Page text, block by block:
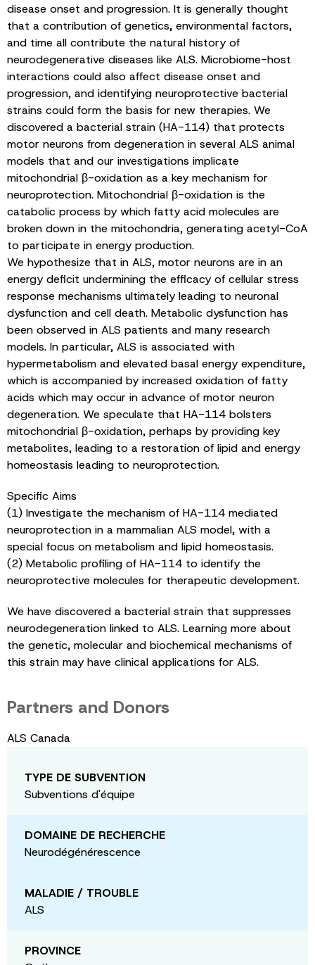
disease onset and progression. It is generally thought
that a contribution of genetics, environmental factors,
and time all contribute the natural history of
neurodegenerative diseases like ALS. Microbiome-host
interactions could also affect disease onset and
progression, and identifying neuroprotective bacterial
strains could form the basis for new therapies. We
discovered a bacterial strain (HA-114) that protects
motor neurons from degeneration in several ALS animal
models that and our investigations implicate
mitochondrial β-oxidation as a key mechanism for
neuroprotection. Mitochondrial β-oxidation is the
catabolic process by which fatty acid molecules are
broken down in the mitochondria, generating acetyl-CoA
to participate in energy production.
We hypothesize that in ALS, motor neurons are in an
energy deficit undermining the efficacy of cellular stress
response mechanisms ultimately leading to neuronal
dysfunction and cell death. Metabolic dysfunction has
been observed in ALS patients and many research
models. In particular, ALS is associated with
hypermetabolism and elevated basal energy expenditure,
which is accompanied by increased oxidation of fatty
acids which may occur in advance of motor neuron
degeneration. We speculate that HA-114 bolsters
mitochondrial β-oxidation, perhaps by providing key
metabolites, leading to a restoration of lipid and energy
homeostasis leading to neuroprotection.
Specific Aims
(1) Investigate the mechanism of HA-114 mediated
neuroprotection in a mammalian ALS model, with a
special focus on metabolism and lipid homeostasis.
(2) Metabolic profiling of HA-114 to identify the
neuroprotective molecules for therapeutic development.
We have discovered a bacterial strain that suppresses
neurodegeneration linked to ALS. Learning more about
the genetic, molecular and biochemical mechanisms of
this strain may have clinical applications for ALS.
Partners and Donors
ALS Canada
TYPE DE SUBVENTION
Subventions d'équipe
DOMAINE DE RECHERCHE
Neurodégénérescence
MALADIE / TROUBLE
ALS
PROVINCE